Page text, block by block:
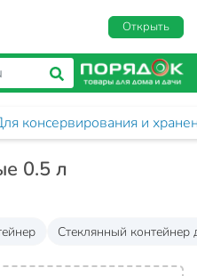
Открыть
консервирования и
0.5 л
Стеклянный контейнер